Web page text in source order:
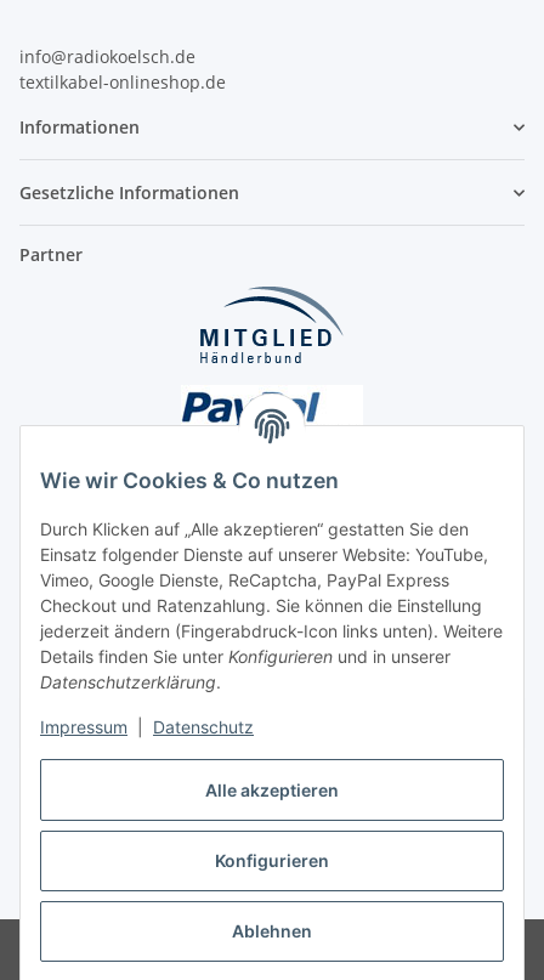
Alle akzeptieren
Konfigurieren
Ablehnen
Wie wir Cookies & Co nutzen
Durch Klicken auf „Alle akzeptieren“ gestatten Sie den
Einsatz folgender Dienste auf unserer Website: YouTube,
Vimeo, Google Dienste, ReCaptcha, PayPal Express
Checkout und Ratenzahlung. Sie können die Einstellung
jederzeit ändern (Fingerabdruck-Icon links unten). Weitere
Details finden Sie unter Konfigurieren und in unserer
Datenschutzerklärung.
Impressum Datenschutz
info@radiokoelsch.de
textilkabel-onlineshop.de
Informationen
Gesetzliche Informationen
Partner
Unsere Seiten
Social Media
Vertrag widerrufen
* Alle Preise inkl. gesetzlicher USt., ** siehe Lieferbedingungen, zzgl.
Versand